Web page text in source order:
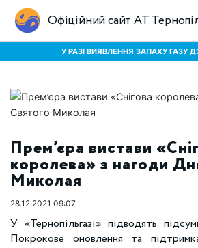
Офіційний сайт АТ
У РАЗІ ВИЯВЛЕННЯ ЗАПАХУ ГАЗУ
Прем’єра вистави
королева» з нагоди
Миколая
28.12.2021 09:07
У «Тернопільгазі» підводять
Покрокове оновлення та